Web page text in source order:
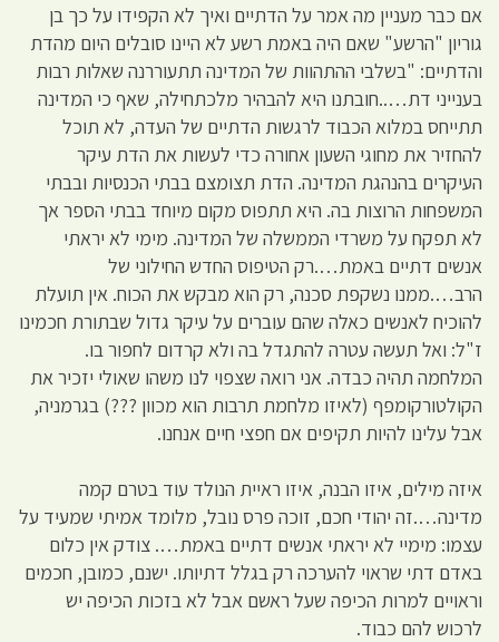
אם כבר מעניין מה אמר על הדתיים ואיך לא הקפידו על כך בן
גוריון "הרשע" שאם היה באמת רשע לא היינו סובלים היום מהדת
והדתיים: "בשלבי ההתהוות של המדינה תתעוררנה שאלות רבות
בענייני דת…..חובתנו היא להבהיר מלכתחילה, שאף כי המדינה
תתייחס במלוא הכבוד לרגשות הדתיים של העדה, לא תוכל
להחזיר את מחוגי השעון אחורה כדי לעשות את הדת עיקר
העיקרים בהנהגת המדינה. הדת תצומצם בבתי הכנסיות ובבתי
המשפחות הרוצות בה. היא תתפוס מקום מיוחד בבתי הספר אך
לא תפקח על משרדי הממשלה של המדינה. מימי לא יראתי
אנשים דתיים באמת….רק הטיפוס החדש החילוני של
הרב….ממנו נשקפת סכנה, רק הוא מבקש את הכוח. אין תועלת
להוכיח לאנשים כאלה שהם עוברים על עיקר גדול שבתורת חכמינו
ז"ל: ואל תעשה עטרה להתגדל בה ולא קרדום לחפור בו.
המלחמה תהיה כבדה. אני רואה שצפוי לנו משהו שאולי יזכיר את
הקולטורקומפף (לאיזו מלחמת תרבות הוא מכוון ???) בגרמניה,
אבל עלינו להיות תקיפים אם חפצי חיים אנחנו.
איזה מילים, איזו הבנה, איזו ראיית הנולד עוד בטרם קמה
מדינה….זה יהודי חכם, זוכה פרס נובל, מלומד אמיתי שמעיד על
עצמו: מימיי לא יראתי אנשים דתיים באמת…. צודק אין כלום
באדם דתי שראוי להערכה רק בגלל דתיותו. ישנם, כמובן, חכמים
וראויים למרות הכיפה שעל ראשם אבל לא בזכות הכיפה יש
לרכוש להם כבוד.